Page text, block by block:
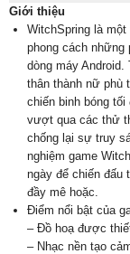
Giới thiệu
WitchSpring là
phong cách những
dòng máy Android.
thân thành nữ phù
chiến binh bóng
vượt qua các thử
chống lại sự truy
nghiệm game
ngày để chiến đấu
đầy mê hoặc.
Điểm nổi bật của
– Đồ hoạ được
– Nhạc nền tạo